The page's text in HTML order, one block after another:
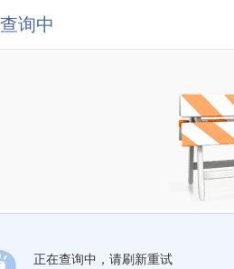
询中
正在查询中，请刷新重试